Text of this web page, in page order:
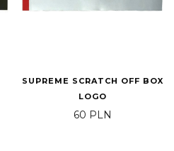
SUPREME SCRATCH OFF BOX
LOGO
60 PLN